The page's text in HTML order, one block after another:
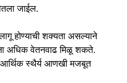
जाईल.
होण्याची शक्यता असल्याने
अधिक वेतनवाढ मिळू शकते.
आर्थिक स्थैर्य आणखी मजबूत